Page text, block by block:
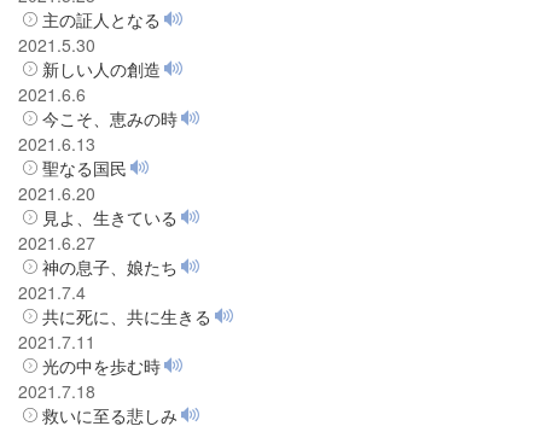
主の証人となる
2021.5.30
新しい人の創造
2021.6.6
今こそ、恵みの時
2021.6.13
聖なる国民
2021.6.20
見よ、生きている
2021.6.27
神の息子、娘たち
2021.7.4
共に死に、共に生きる
2021.7.11
光の中を歩む時
2021.7.18
救いに至る悲しみ